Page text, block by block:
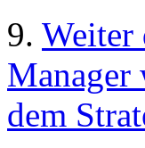
9. Weiter
Manager
dem